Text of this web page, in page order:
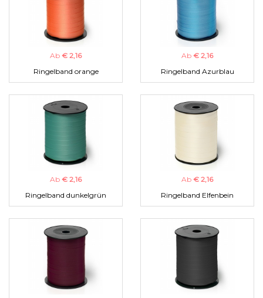
Ab € 2,16
Ringelband orange
Ab € 2,16
Ringelband Azurblau
Ab € 2,16
Ringelband dunkelgrün
Ab € 2,16
Ringelband Elfenbein